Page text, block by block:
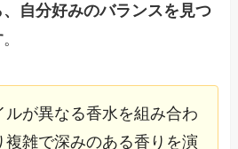
自分好みのバランスを見つ
。
ルが異なる香水を組み合わ
複雑で深みのある香りを演